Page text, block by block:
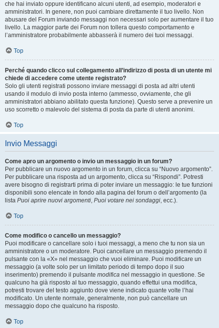
che hai inviato oppure identificano alcuni utenti, ad esempio, moderatori e
amministratori. In genere, non puoi cambiare direttamente il tuo livello. Non
abusare del Forum inviando messaggi non necessari solo per aumentare il tuo
livello. La maggior parte dei Forum non tollera questo comportamento e
l’amministratore probabilmente abbasserà il numero dei tuoi messaggi.
Top
Perché quando clicco sul collegamento all’indirizzo di posta di un utente mi
chiede di accedere come utente registrato?
Solo gli utenti registrati possono inviare messaggi di posta ad altri utenti
usando il modulo di invio posta interno (ammesso, ovviamente, che gli
amministratori abbiano abilitato questa funzione). Questo serve a prevenire un
uso scorretto o malevolo del sistema di posta da parte di utenti anonimi.
Top
Invio Messaggi
Come apro un argomento o invio un messaggio in un forum?
Per pubblicare un nuovo argomento in un forum, clicca su “Nuovo argomento”.
Per pubblicare una risposta ad un argomento, clicca su “Rispondi”. Potresti
avere bisogno di registrarti prima di poter inviare un messaggio: le tue funzioni
disponibili sono elencate in fondo alla pagina del forum o dell’argomento (la
lista Puoi aprire nuovi argomenti, Puoi votare nei sondaggi, ecc.).
Top
Come modifico o cancello un messaggio?
Puoi modificare o cancellare solo i tuoi messaggi, a meno che tu non sia un
amministratore o un moderatore. Puoi cancellare un messaggio premendo il
pulsante con la «X» nel messaggio che vuoi eliminare. Puoi modificare un
messaggio (a volte solo per un limitato periodo di tempo dopo il suo
inserimento) premendo il pulsante modifica nel messaggio in questione. Se
qualcuno ha già risposto al tuo messaggio, quando effettui una modifica,
potresti trovare del testo aggiunto dove viene indicato quante volte l’hai
modificato. Un utente normale, generalmente, non può cancellare un
messaggio dopo che qualcuno ha risposto.
Top